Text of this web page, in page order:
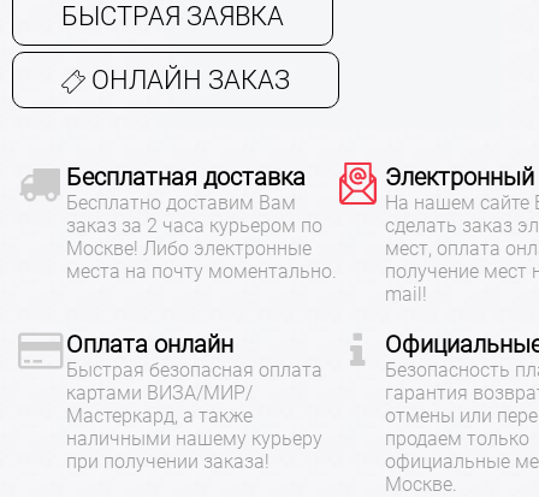
БЫСТРАЯ ЗАЯВКА
ОНЛАЙН ЗАКАЗ
Бесплатная доставка
Бесплатно доставим Вам
заказ за 2 часа курьером по
Москве! Либо электронные
места на почту моментально.
Электронный
На нашем сайте
сделать заказ
мест, оплата
получение мест
mail!
Оплата онлайн
Быстрая безопасная оплата
картами ВИЗА/МИР/
Мастеркард, а также
наличными нашему курьеру
при получении заказа!
Безопасность
гарантия
отмены или
продаем только
официальные
Москве.